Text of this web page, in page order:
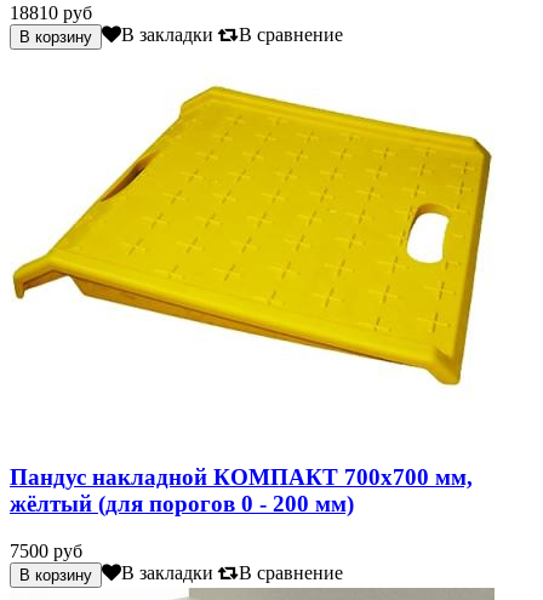
18810 руб
В закладки В сравнение
Пандус накладной КОМПАКТ 700х700 мм,
жёлтый (для порогов 0 - 200 мм)
7500 руб
В закладки В сравнение